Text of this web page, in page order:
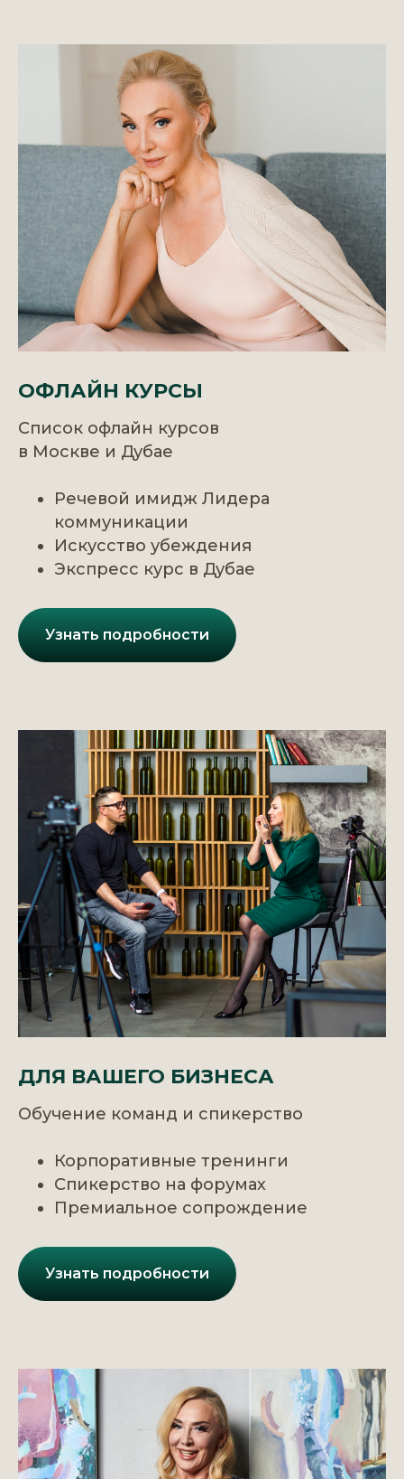
ОФЛАЙН КУРСЫ
Список офлайн курсов
в Москве и Дубае
Речевой имидж Лидера
коммуникации
Искусство убеждения
Экспресс курс в Дубае
Узнать подробности
ДЛЯ ВАШЕГО БИЗНЕСА
Обучение команд и спикерство
Корпоративные тренинги
Спикерство на форумах
Премиальное сопрождение
Узнать подробности